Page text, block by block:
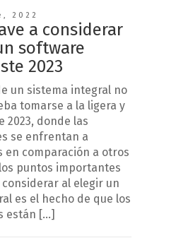
2022
a considerar
software
2023
un sistema integral no
tomarse a la ligera y
2023, donde las
se enfrentan a
en comparación a otros
puntos importantes
al elegir un
es el hecho de que los
están […]